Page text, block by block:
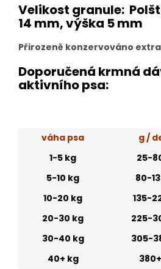
Velikost granule:
14 mm, výška 5 mm
Přirozeně konzervováno
Doporučená krmná
aktivního psa:
váha psa
g /
1-5 kg
25-
5-10 kg
80-
10-20 kg
135-
20-30 kg
225-
30-40 kg
305-
40+ kg